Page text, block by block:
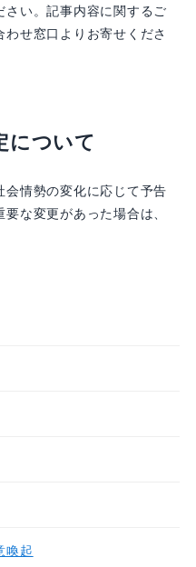
さい。記事内容に関するご
せ窓口よりお寄せくださ
について
情勢の変化に応じて予告
な変更があった場合は、
喚起